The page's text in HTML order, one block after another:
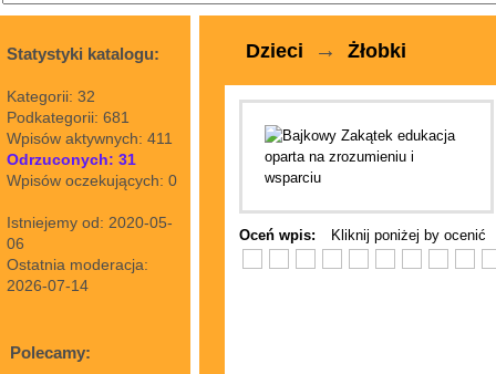
Statystyki katalogu:
Kategorii: 32
Podkategorii: 681
Wpisów aktywnych: 411
Odrzuconych: 31
Wpisów oczekujących: 0
Istniejemy od: 2020-05-
06
Ostatnia moderacja:
2026-07-14
Polecamy:
Dzieci → Żłobki
Oceń wpis: Kliknij poniżej by ocenić